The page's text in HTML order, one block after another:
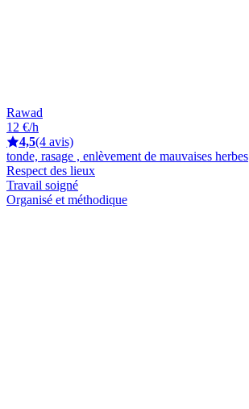
Rawad
12 €/h
4,5(4 avis)
tonde, rasage , enlèvement de mauvaises herbes
Respect des lieux
Travail soigné
Organisé et méthodique